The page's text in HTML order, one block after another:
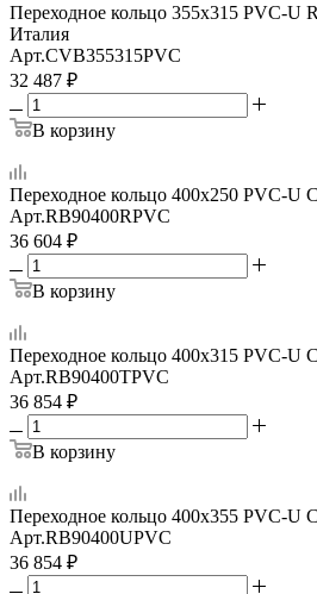
Переходное кольцо 355х315 PVC-U
Италия
Арт.CVB355315PVC
32 487 ₽
В корзину
Переходное кольцо 400х250 PVC-U
Арт.RB90400RPVC
36 604 ₽
В корзину
Переходное кольцо 400х315 PVC-U
Арт.RB90400TPVC
36 854 ₽
В корзину
Переходное кольцо 400х355 PVC-U
Арт.RB90400UPVC
36 854 ₽